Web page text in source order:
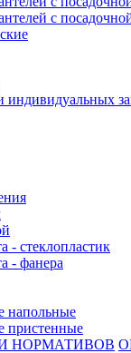
с
индивидуальных
- стеклопластик
- фанера
напольные
пристенные
НОРМАТИВОВ